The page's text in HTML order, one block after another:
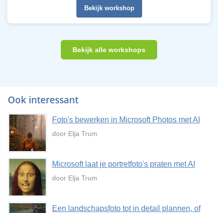
Bekijk workshop
Bekijk alle workshops
Ook interessant
Foto's bewerken in Microsoft Photos met AI
door Elja Trum
Microsoft laat je portretfoto's praten met AI
door Elja Trum
Een landschapsfoto tot in detail plannen, of